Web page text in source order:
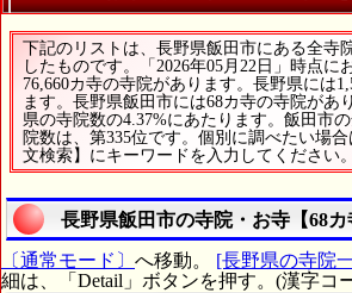
下記のリストは、長野県飯田市にある全寺
したものです。「2026年05月22日」時点に
76,660カ寺の寺院があります。長野県には
ます。長野県飯田市には68カ寺の寺院があ
県の寺院数の4.37%にあたります。飯田市
院数は、第335位です。個別に調べたい場
文検索】にキーワードを入力してください。
長野県飯田市の寺院・お寺【68
〔通常モード〕 へ移動。 [長野県の寺院
細は、「Detail」ボタンを押す。(漢字コ